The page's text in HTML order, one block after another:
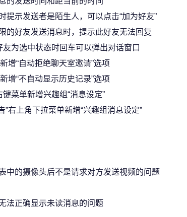
提示发送者是陌生人，可以点击“加为好友”
的好友发送消息时，提示此好友无法回复
为选中状态时回车可以弹出对话窗口
增“自动拒绝聊天室邀请”选项
增“不自动显示历史记录”选项
菜单新增兴趣组“消息设定”
”右上角下拉菜单新增“兴趣组消息设定”
中的摄像头后不是请求对方发送视频的问题
法正确显示未读消息的问题